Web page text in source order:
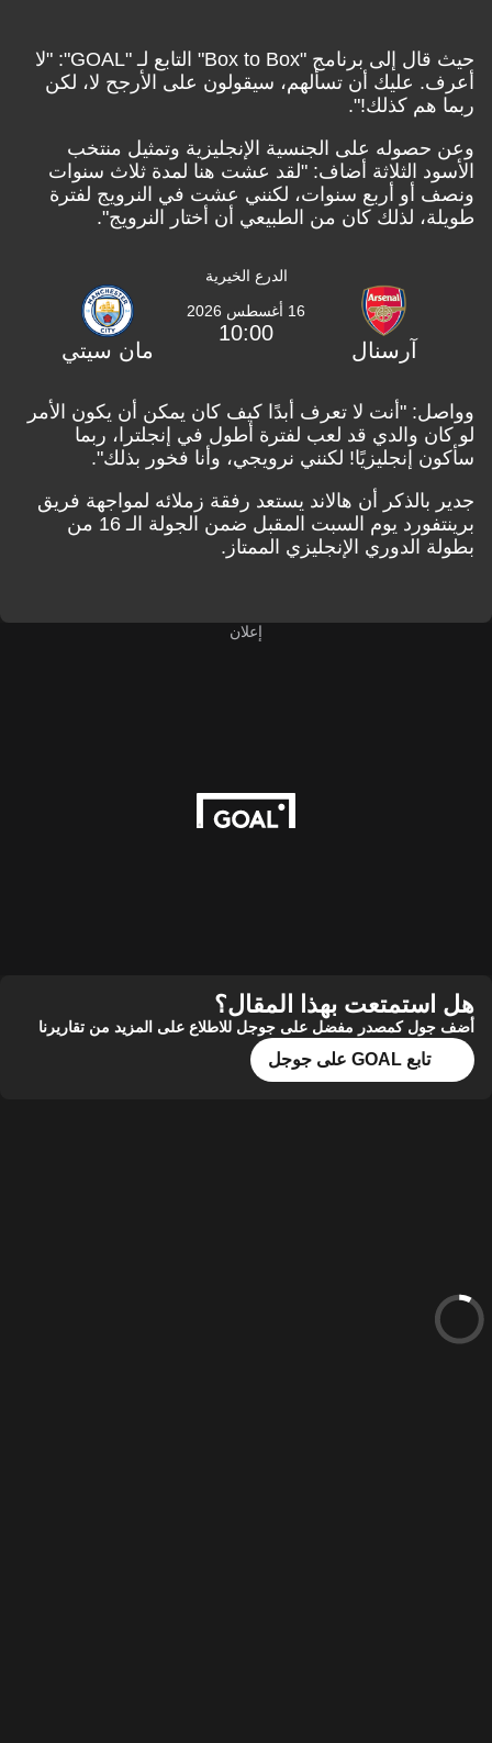
حيث قال إلى برنامج "Box to Box" التابع لـ "GOAL": "لا
أعرف. عليك أن تسألهم، سيقولون على الأرجح لا، لكن
ربما هم كذلك!".
وعن حصوله على الجنسية الإنجليزية وتمثيل منتخب
الأسود الثلاثة أضاف: "لقد عشت هنا لمدة ثلاث سنوات
ونصف أو أربع سنوات، لكنني عشت في النرويج لفترة
طويلة، لذلك كان من الطبيعي أن أختار النرويج".
الدرع الخيرية
آرسنال
16 أغسطس 2026
10:00
مان سيتي
وواصل: "أنت لا تعرف أبدًا كيف كان يمكن أن يكون الأمر
لو كان والدي قد لعب لفترة أطول في إنجلترا، ربما
سأكون إنجليزيًا! لكنني نرويجي، وأنا فخور بذلك".
جدير بالذكر أن هالاند يستعد رفقة زملائه لمواجهة فريق
برينتفورد يوم السبت المقبل ضمن الجولة الـ 16 من
بطولة الدوري الإنجليزي الممتاز.
إعلان
هل استمتعت بهذا المقال؟
أضف جول كمصدر مفضل على جوجل للاطلاع على المزيد من تقاريرنا
تابع GOAL على جوجل